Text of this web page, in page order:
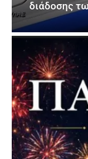
διάδοσης